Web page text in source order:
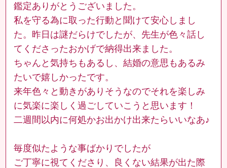
鑑定ありがとうございました。
私を守る為に取った行動と聞けて安心しまし
た。昨日は謎だらけでしたが、先生が色々話し
てくださったおかげで納得出来ました。
ちゃんと気持ちもあるし、結婚の意思もあるみ
たいで嬉しかったです。
来年色々と動きがありそうなのでそれを楽しみ
に気楽に楽しく過ごしていこうと思います！
二週間以内に何処かお出かけ出来たらいいなあ♪
毎度似たような事ばかりでしたが
ご丁寧に視てくださり、良くない結果が出た際